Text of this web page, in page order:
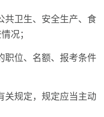
共卫生、安全生产、食
况；
职位、名额、报考条件
关规定，规定应当主动